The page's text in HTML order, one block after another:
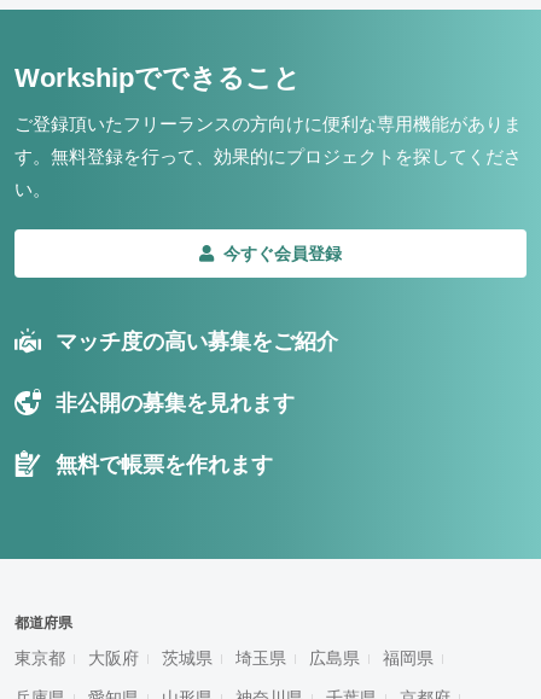
Workshipでできること
ご登録頂いたフリーランスの方向けに便利な専用機能がありま
す。 無料登録を行って、効果的にプロジェクトを探してくださ
い。
今すぐ会員登録
マッチ度の高い募集をご紹介
非公開の募集を見れます
無料で帳票を作れます
都道府県
東京都 大阪府 茨城県 埼玉県 広島県 福岡県